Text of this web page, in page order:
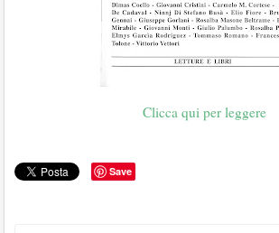
Clicca qui per leggere
Save